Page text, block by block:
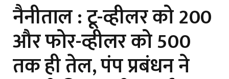
नैनीताल : टू-व्हीलर को ₹200
और फोर-व्हीलर को ₹500
तक ही तेल, पंप प्रबंधन ने